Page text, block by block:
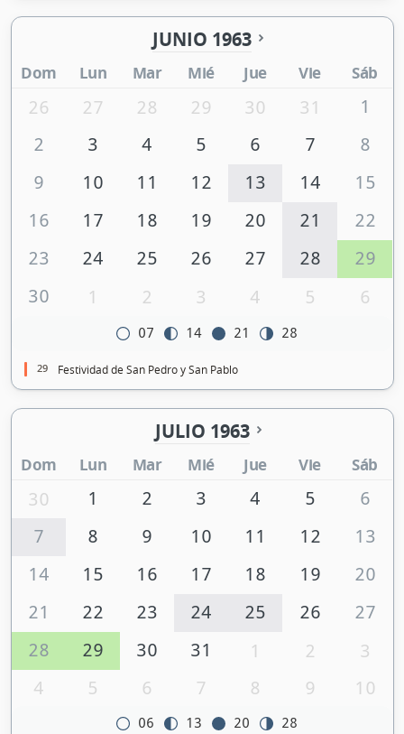
JUNIO 1963
Dom Lun Mar Mié Jue Vie Sáb
26 27 28 29 30 31
1
2
3 4 5 6 7
8
9
10 11 12 13 14
15
16
17 18 19 20 21
22
23
24 25 26 27 28
29
30
1 2 3 4 5 6
07 14 21 28
29 Festividad de San Pedro y San Pablo
JULIO 1963
Dom Lun Mar Mié Jue Vie Sáb
30 1 2 3 4 5
6
7
8 9 10 11 12
13
14
15 16 17 18 19
20
21
22 23 24 25 26
27
28
29 30 31 1 2
3
4
5 6 7 8 9 10
06 13 20 28